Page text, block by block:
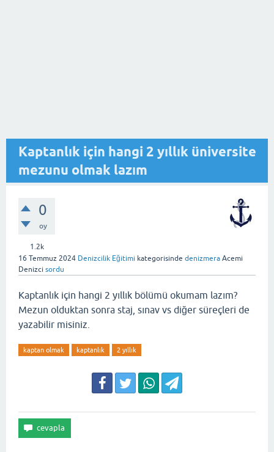
Kaptanlık için hangi 2 yıllık üniversite
mezunu olmak lazım
0
oy
1.2k
16 Temmuz 2024 Denizcilik Eğitimi kategorisinde denizmera Acemi
Denizci sordu
Kaptanlık için hangi 2 yıllık bölümü okumam lazım?
Mezun olduktan sonra staj, sınav vs diğer süreçleri de
yazabilir misiniz.
kaptan olmak kaptanlık 2 yıllık